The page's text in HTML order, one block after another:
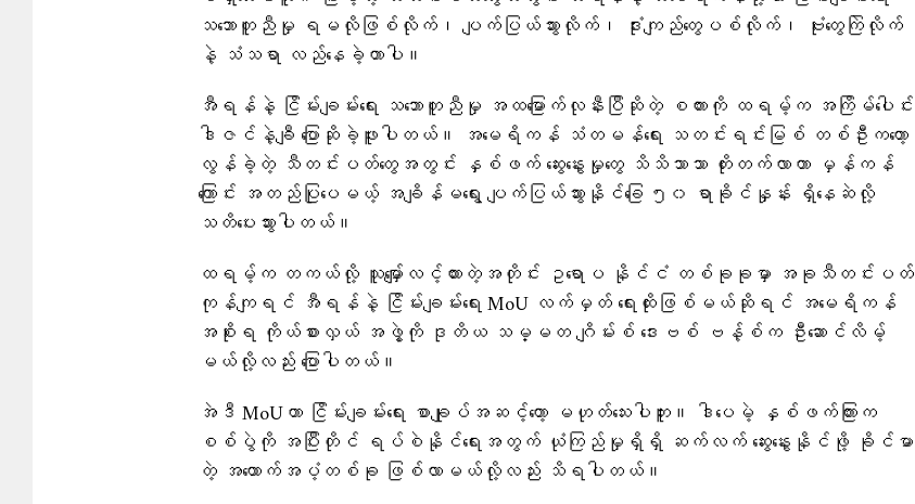
သဘောတူညီမှု ရမလိုဖြစ်လိုက်၊ ပျက်ပြယ်သွားလိုက်၊ ဒုံးကျည်တွေပစ်လိုက်၊ ဗုံးတွေကြဲလိုက်
နဲ့ သံသရာ လည်နေခဲ့တာပါ။
အီရန်နဲ့ ငြိမ်းချမ်းရေး သဘောတူညီမှု အထမြောက်လုနီးပြီဆိုတဲ့ စကားကို ထရမ့်က အကြိမ်ပေါင်း
ဒါဇင်နဲ့ချီ ပြောဆိုခဲ့ဖူးပါတယ်။ အမေရိကန် သံတမန်ရေး သတင်းရင်းမြစ် တစ်ဦးကတော့
လွန်ခဲ့တဲ့ သီတင်းပတ်တွေအတွင်း နှစ်ဖက် ဆွေးနွေးမှုတွေ သိသိသာသာ တိုးတက်လာတာ မှန်ကန်
ကြောင်း အတည်ပြုပေမယ့် အချိန်မရွေး ပျက်ပြယ်သွားနိုင်ခြေ ၅၀ ရာခိုင်နှုန်း ရှိနေဆဲလို့
သတိပေးသွားပါတယ်။
ထရမ့်က တကယ်လို့ သူမျှော်လင့်ထားတဲ့အတိုင်း ဥရောပ နိုင်ငံ တစ်ခုခုမှာ အခုသီတင်းပတ်
ကုန်ကျရင် အီရန်နဲ့ ငြိမ်းချမ်းရေး MoU လက်မှတ် ရေးထိုးဖြစ်မယ်ဆိုရင် အမေရိကန်
အစိုးရ ကိုယ်စားလှယ် အဖွဲ့ကို ဒုတိယ သမ္မတ ဂျိမ်းစ် ဒေးဗစ် ဗန့်စ်က ဦးဆောင်လိမ့်
မယ်လို့လည်း ပြောပါတယ်။
အဲဒီ MoUဟာ ငြိမ်းချမ်းရေး စာချုပ်အဆင့်တော့ မဟုတ်သေးပါဘူး။ ဒါပေမဲ့ နှစ်ဖက်ကြားက
စစ်ပွဲကို အပြီးတိုင် ရပ်စဲနိုင်ရေးအတွက် ယုံကြည်မှုရှိရှိ ဆက်လက် ဆွေးနွေးနိုင်ဖို့ ခိုင်မာ
တဲ့ အထောက်အပံ့တစ်ခု ဖြစ်လာမယ်လို့လည်း သိရပါတယ်။